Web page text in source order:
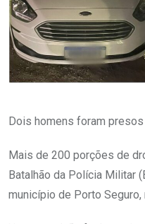
Dois homens foram
Mais de 200 porções de
Batalhão da Polícia Militar
município de Porto